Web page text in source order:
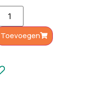
Toevoegen